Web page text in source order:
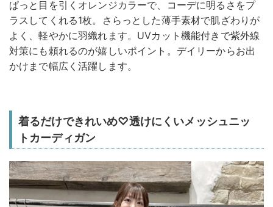
ぱっと目を引くオレンジカラーで、コーデに明るさをプ
ラスしてくれる1枚。さらっとした薄手素材で肌ざわりが
よく、軽やかに羽織れます。UVカット機能付きで紫外線
対策にも頼れるのが嬉しいポイント。デイリーからお出
かけまで幅広く活躍します。
着るだけできれいめ♡透けにくいメッシュニッ
トカーディガン